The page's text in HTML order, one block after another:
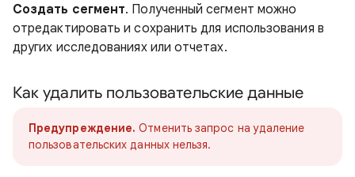
Создать сегмент. Полученный сегмент можно
отредактировать и сохранить для использования в
других исследованиях или отчетах.
Как удалить пользовательские данные
Предупреждение. Отменить запрос на удаление
пользовательских данных нельзя.